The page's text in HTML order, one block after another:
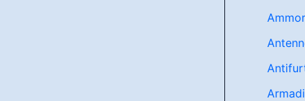
Armadi